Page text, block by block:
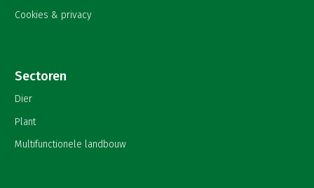
Cookies & privacy
Sectoren
Dier
Plant
Multifunctionele landbouw